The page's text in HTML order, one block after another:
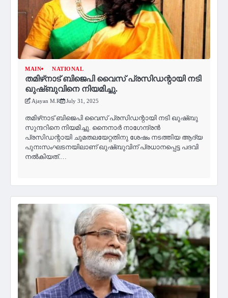
MAIN NATIONAL
തമിഴ്‌നാട് ബിജെപി വൈസ് പ്രസി‍ഡന്റായി നടി
ഖുഷ്ബുവിനെ നിയമിച്ചു.
Ajayan M.R July 31, 2025
തമിഴ്‌നാട് ബിജെപി വൈസ് പ്രസി‍ഡന്റായി നടി ഖുഷ്ബു
സുന്ദറിനെ നിയമിച്ചു. നൈനാർ നാഗേന്ദ്രൻ
പ്രസിഡന്റായി ചുമതലയേറ്റതിനു ശേഷം നടത്തിയ ആദ്യ
പുനഃസംഘടനയിലാണ് ഖുഷ്ബുവിന് പ്രധാനപ്പെട്ട പദവി
നൽകിയത്.…